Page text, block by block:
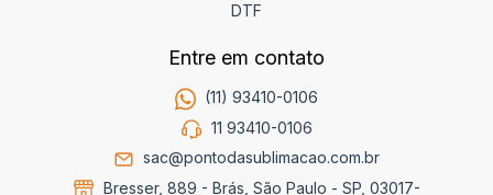
DTF
Entre em contato
(11) 93410-0106
11 93410-0106
sac@pontodasublimacao.com.br
Bresser, 889 - Brás, São Paulo - SP, 03017-